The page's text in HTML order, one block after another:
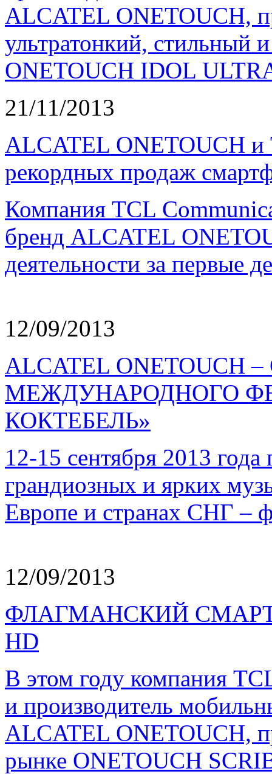
ALCATEL ONETOUCH,
ультратонкий, стильный
ONETOUCH IDOL
21/11/2013
ALCATEL ONETOUCH и
рекордных продаж
Компания TCL
бренд ALCATEL
деятельности за первые
12/09/2013
ALCATEL ONETOUCH
МЕЖДУНАРОДНОГО
КОКТЕБЕЛЬ»
12-15 сентября 2013
грандиозных и ярких
Европе и странах СНГ –
12/09/2013
ФЛАГМАНСКИЙ
HD
В этом году компания
и производитель
ALCATEL ONETOUCH,
рынке ONETOUCH